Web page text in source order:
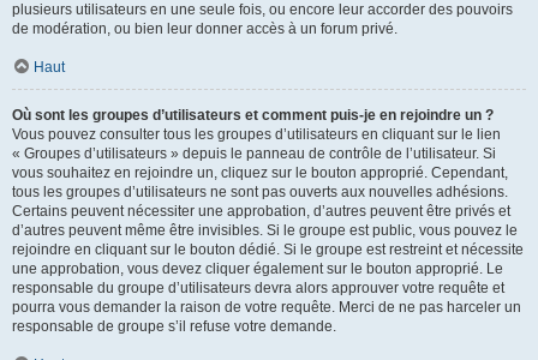
plusieurs utilisateurs en une seule fois, ou encore leur accorder des pouvoirs
de modération, ou bien leur donner accès à un forum privé.
Haut
Où sont les groupes d’utilisateurs et comment puis-je en rejoindre un ?
Vous pouvez consulter tous les groupes d’utilisateurs en cliquant sur le lien
« Groupes d’utilisateurs » depuis le panneau de contrôle de l’utilisateur. Si
vous souhaitez en rejoindre un, cliquez sur le bouton approprié. Cependant,
tous les groupes d’utilisateurs ne sont pas ouverts aux nouvelles adhésions.
Certains peuvent nécessiter une approbation, d’autres peuvent être privés et
d’autres peuvent même être invisibles. Si le groupe est public, vous pouvez le
rejoindre en cliquant sur le bouton dédié. Si le groupe est restreint et nécessite
une approbation, vous devez cliquer également sur le bouton approprié. Le
responsable du groupe d’utilisateurs devra alors approuver votre requête et
pourra vous demander la raison de votre requête. Merci de ne pas harceler un
responsable de groupe s’il refuse votre demande.